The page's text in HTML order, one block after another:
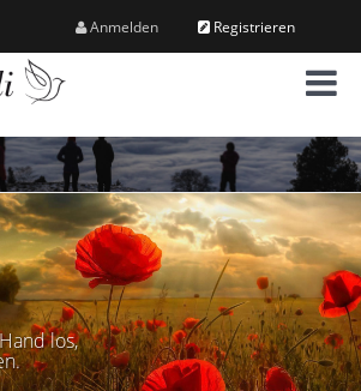
Anmelden Registrieren
M
e
n
ü
los,